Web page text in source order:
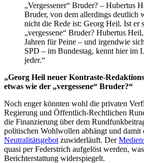
„Vergessener“ Bruder? – Hubertus
Bruder, von dem allerdings deutlich
nicht die Rede ist: Georg Heil. Ist er
„vergessene“ Bruder? Hubertus
Jahren für Peine – und irgendwie
SPD – im Bundestag, kennt hier im
jeder.“
„Georg Heil neuer Kontraste-
etwas wie der „vergessene“ Bruder?“
Noch enger könnten wohl die privaten
Regierung und Öffentlich-Rechtlichen
die Finanzierung über dem
politischen Wohlwollen abhängt und damit
Neutralitätsgebot zuwiderläuft. Der
quasi per Federstrich aufgelöst werden,
Berichterstattung widerspiegelt.